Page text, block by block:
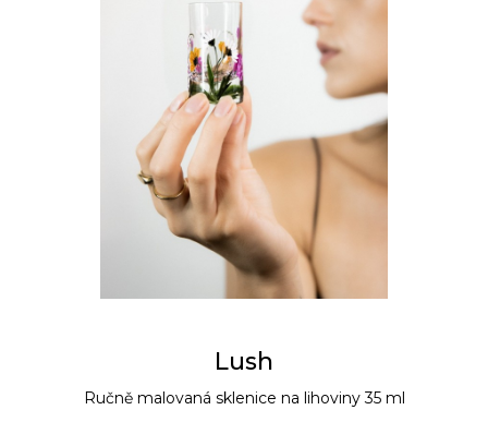
Lush
Ručně malovaná sklenice na lihoviny 35 ml